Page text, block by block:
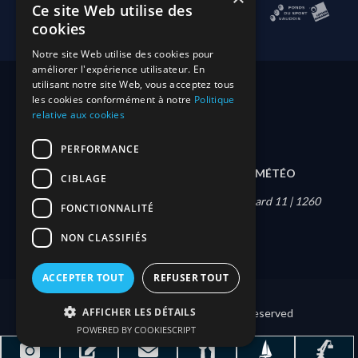
DEVENIR MEMBRE MÉTÉO
Société nautique de Nyon | Quai Louis-Bonnard 11 | 1260
© 2025 Copyright SNNy | All Rights Reserved
Ce site Web utilise des
cookies
Notre site Web utilise des cookies pour
améliorer l'expérience utilisateur. En
utilisant notre site Web, vous acceptez tous
les cookies conformément à notre Politique
relative aux cookies
PERFORMANCE
CIBLAGE
FONCTIONNALITÉ
NON CLASSIFIÉS
ACCEPTER TOUT REFUSER TOUT
AFFICHER LES DÉTAILS
POWERED BY COOKIESCRIPT